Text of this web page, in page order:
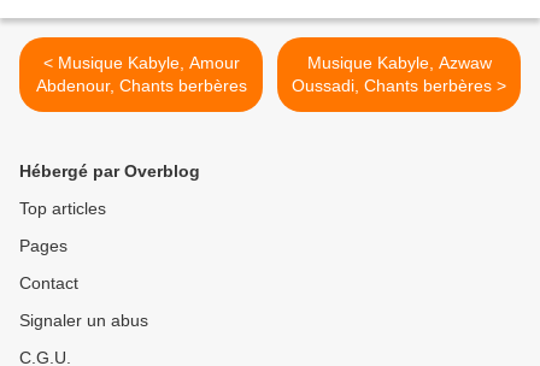
< Musique Kabyle, Amour
Abdenour, Chants berbères
Musique Kabyle, Azwaw
Oussadi, Chants berbères >
Hébergé par Overblog
Top articles
Pages
Contact
Signaler un abus
C.G.U.